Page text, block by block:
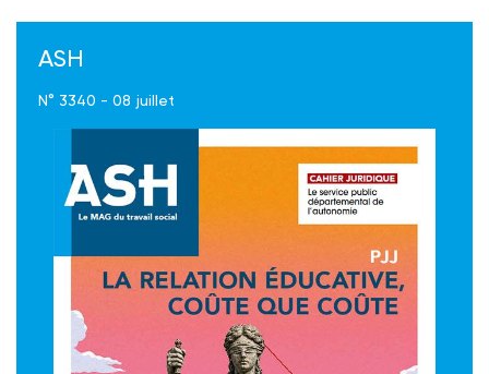
ASH
N° 3340 - 08 juillet